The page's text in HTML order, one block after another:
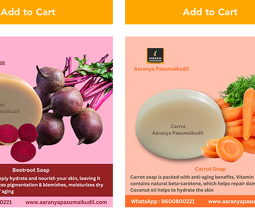
Add to Cart Add to Cart